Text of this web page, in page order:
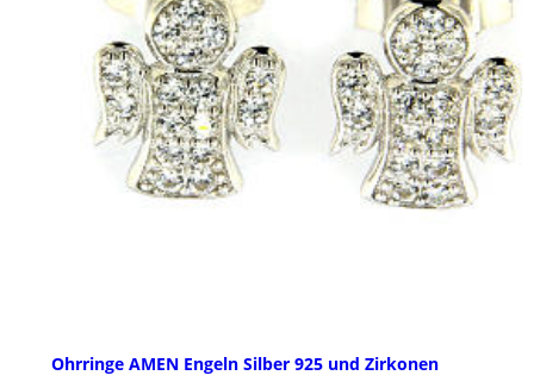
Ohrringe AMEN Engeln Silber 925 und Zirkonen